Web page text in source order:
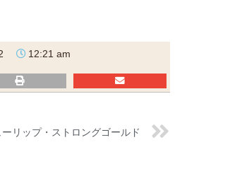
12:21 am
リップ・ストロングゴールド